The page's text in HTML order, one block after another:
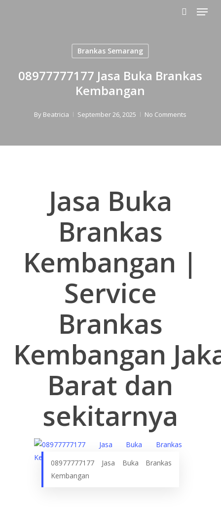
Menu
Brankas Semarang
08977777177 Jasa Buka Brankas
Kembangan
By Beatricia September 26, 2025 No Comments
Jasa Buka
Brankas
Kembangan |
Service
Brankas
Kembangan
Barat dan
sekitarnya
08977777177 Jasa Buka Brankas
Kembangan